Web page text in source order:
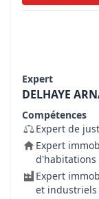
Expert
DELHAYE
Compétences
Expert de
Expert
d'habitations
Expert
et industriels